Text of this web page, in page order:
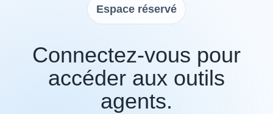
Espace réservé
Connectez-vous pour
accéder aux outils
agents.